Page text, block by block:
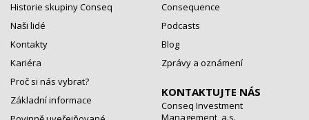
Historie skupiny Conseq
Naši lidé
Kontakty
Kariéra
Proč si nás vybrat?
Základní informace
Consequence
Podcasts
Blog
Zprávy a oznámení
KONTAKTUJTE NÁS
Conseq Investment
Management, a.s.